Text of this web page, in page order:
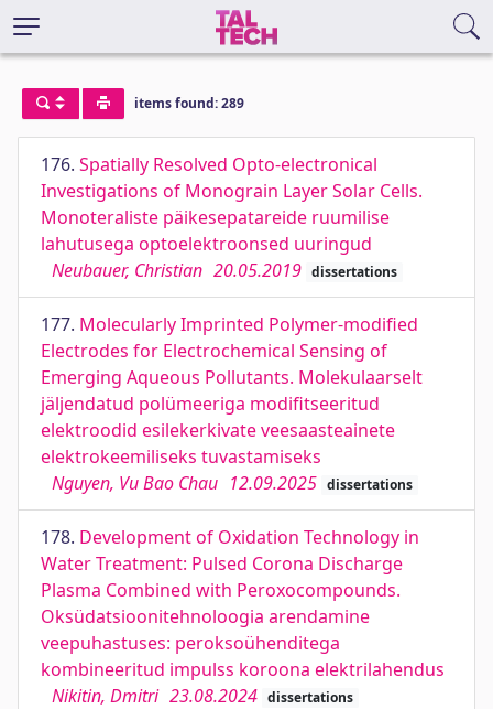
items found: 289
176. Spatially Resolved Opto-electronical
Investigations of Monograin Layer Solar Cells.
Monoteraliste päikesepatareide ruumilise
lahutusega optoelektroonsed uuringud
Neubauer, Christian 20.05.2019 dissertations
177. Molecularly Imprinted Polymer-modified
Electrodes for Electrochemical Sensing of
Emerging Aqueous Pollutants. Molekulaarselt
jäljendatud polümeeriga modifitseeritud
elektroodid esilekerkivate veesaasteainete
elektrokeemiliseks tuvastamiseks
Nguyen, Vu Bao Chau 12.09.2025 dissertations
178. Development of Oxidation Technology in
Water Treatment: Pulsed Corona Discharge
Plasma Combined with Peroxocompounds.
Oksüdatsioonitehnoloogia arendamine
veepuhastuses: peroksoühenditega
kombineeritud impulss koroona elektrilahendus
Nikitin, Dmitri 23.08.2024 dissertations